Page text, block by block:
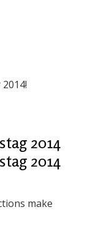
2014
2014
make